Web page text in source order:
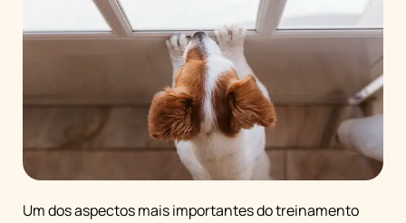
Um dos aspectos mais importantes do treinamento